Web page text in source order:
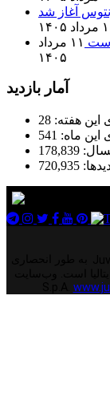
آغاز شد
۱۴۰۵
است
۱۱ مرداد
۱۴۰۵
آمار بازدید
این هفته: 28
این ماه: 541
178,839
720,935